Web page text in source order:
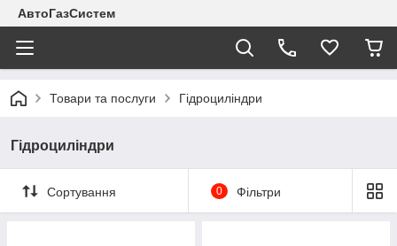
АвтоГазСистем
Товари та послуги Гідроциліндри
Гідроциліндри
Сортування 0 Фільтри